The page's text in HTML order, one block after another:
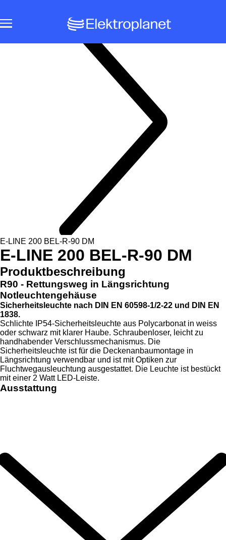
E-LINE 200 BEL-R-90 DM
E-LINE 200 BEL-R-90 DM
Produktbeschreibung
R90 - Rettungsweg in Längsrichtung
Notleuchtengehäuse
Sicherheitsleuchte nach DIN EN 60598-1/2-22 und DIN EN
1838.
Schlichte IP54-Sicherheitsleuchte aus Polycarbonat in weiss
oder schwarz mit klarer Haube. Schraubenloser, leicht zu
handhabender Verschlussmechanismus. Die
Sicherheitsleuchte ist für die Deckenanbaumontage in
Längsrichtung verwendbar und ist mit Optiken zur
Fluchtwegausleuchtung ausgestattet. Die Leuchte ist bestückt
mit einer 2 Watt LED-Leiste.
Ausstattung